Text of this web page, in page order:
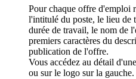
Pour chaque offre d'emploi
l'intitulé du poste, le lieu de
durée de travail, le nom de
premiers caractères du
publication de l'offre.
Vous accédez au détail
ou sur le logo sur la